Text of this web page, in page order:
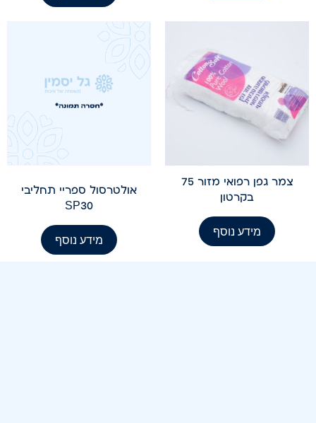
צמר גפן רפואי מזור 75
בקרטון
מידע נוסף
אולטרסול ספריי תחליבי
SP30
מידע נוסף